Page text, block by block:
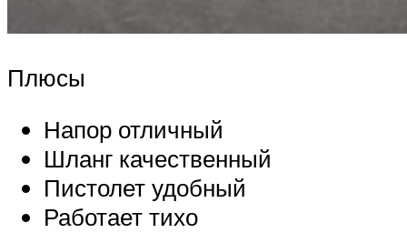
Плюсы
Напор отличный
Шланг качественный
Пистолет удобный
Работает тихо